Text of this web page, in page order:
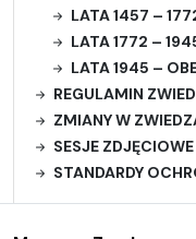
LATA 1457 –
LATA 1772 –
LATA 1945 –
REGULAMIN
ZMIANY W
SESJE ZDJĘCIOWE
STANDARDY